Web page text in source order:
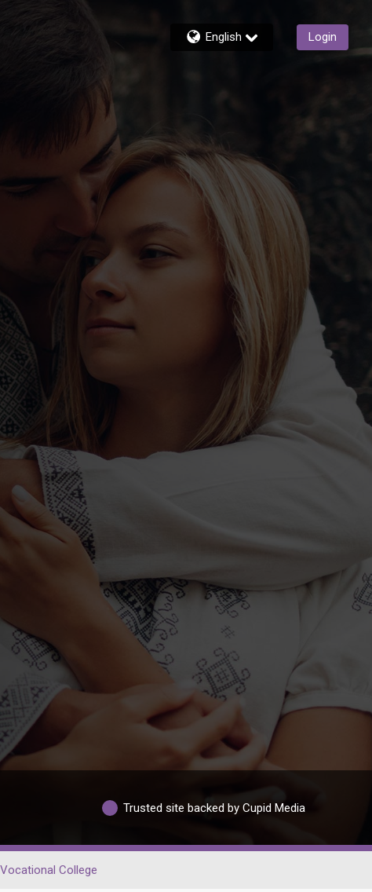
English Login
Trusted site backed by Cupid Media
Vocational College